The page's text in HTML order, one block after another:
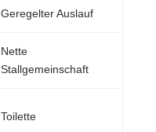
Geregelter Auslauf
Nette
Stallgemeinschaft
Toilette